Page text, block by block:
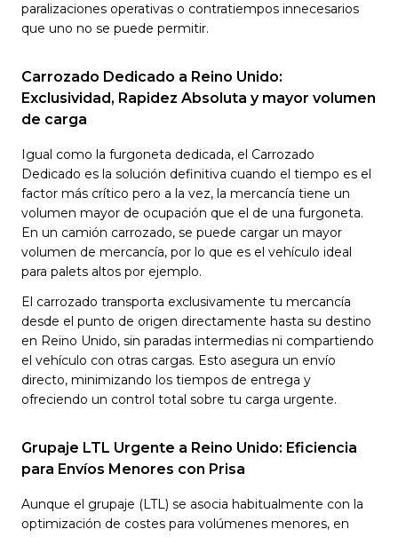
paralizaciones operativas o contratiempos innecesarios
que uno no se puede permitir.
Carrozado Dedicado a Reino Unido:
Exclusividad, Rapidez Absoluta y mayor volumen
de carga
Igual como la furgoneta dedicada, el Carrozado
Dedicado es la solución definitiva cuando el tiempo es el
factor más crítico pero a la vez, la mercancía tiene un
volumen mayor de ocupación que el de una furgoneta.
En un camión carrozado, se puede cargar un mayor
volumen de mercancía, por lo que es el vehículo ideal
para palets altos por ejemplo.
El carrozado transporta exclusivamente tu mercancía
desde el punto de origen directamente hasta su destino
en Reino Unido, sin paradas intermedias ni compartiendo
el vehículo con otras cargas. Esto asegura un envío
directo, minimizando los tiempos de entrega y
ofreciendo un control total sobre tu carga urgente.
Grupaje LTL Urgente a Reino Unido: Eficiencia
para Envíos Menores con Prisa
Aunque el grupaje (LTL) se asocia habitualmente con la
optimización de costes para volúmenes menores, en